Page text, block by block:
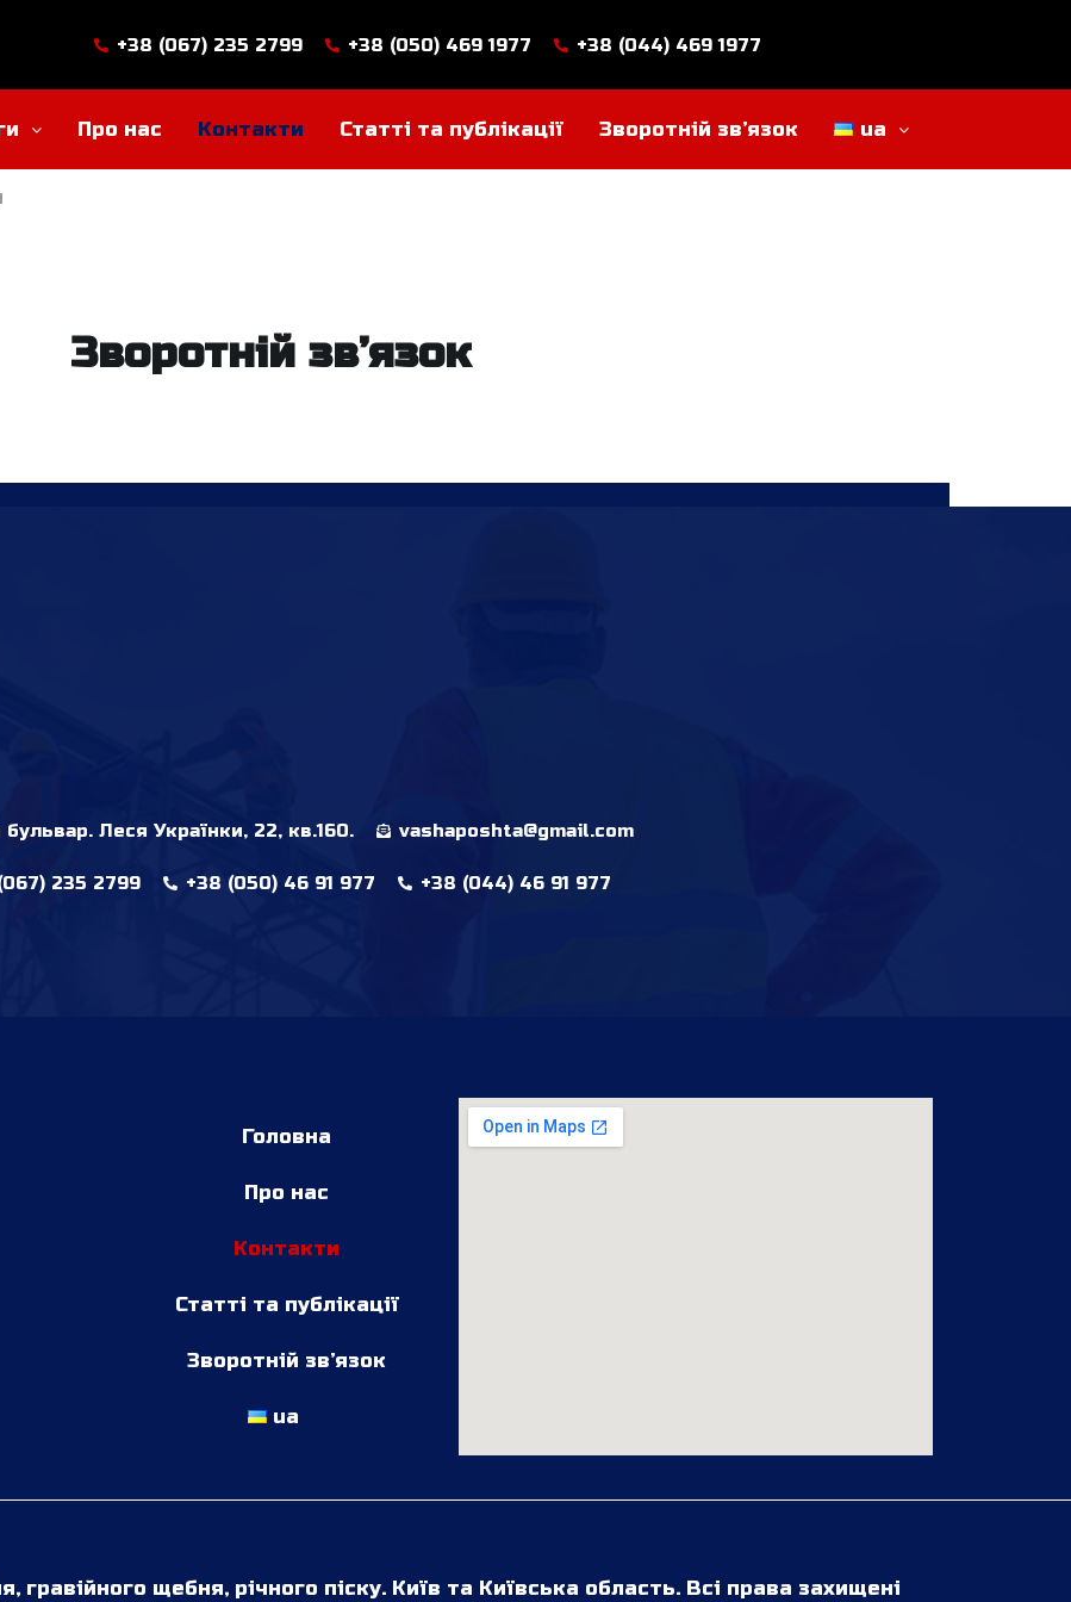
+38 (067) 235 2799 +38 (050) 469 1977 +38 (044) 469 1977
Про нас Контакти Статті та публікації Зворотній зв’язок ua
Зворотній зв’язок
бульвар. Леся Українки, 22, кв.160. vashaposhta@gmail.com
235 2799 +38 (050) 46 91 977 +38 (044) 46 91 977
Головна
Про нас
Контакти
Статті та публікації
Зворотній зв’язок
ua
щебня, річного піску. Київ та Київська область. Всі права захищені